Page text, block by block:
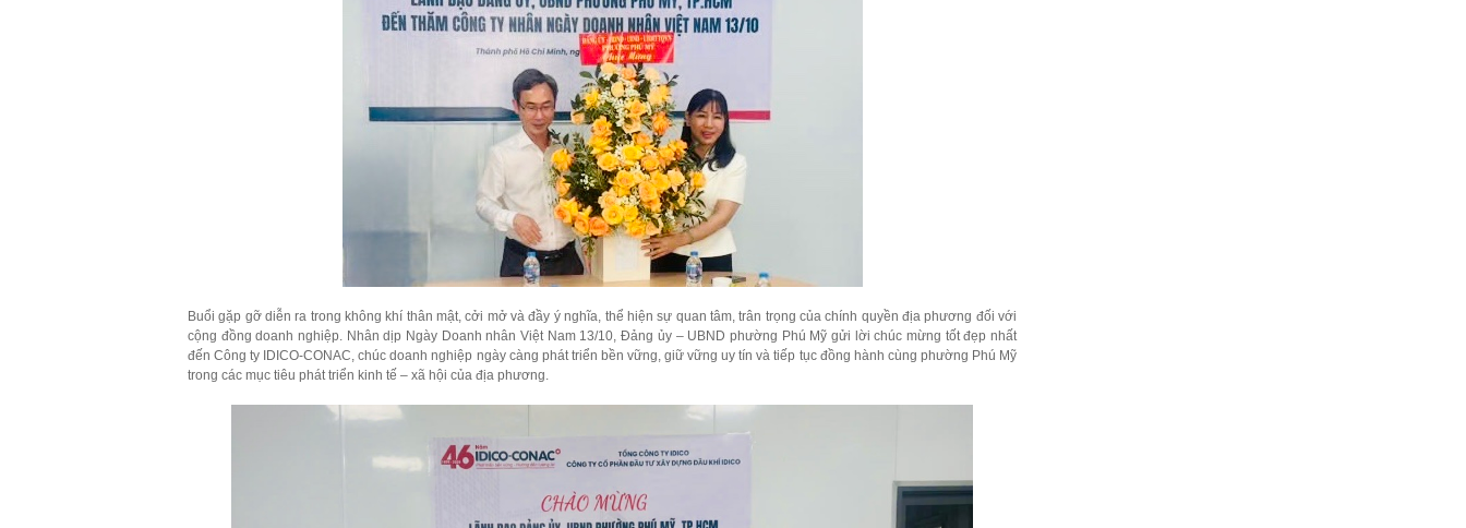
Buổi gặp gỡ diễn ra trong không khí thân mật, cởi mở và đầy ý nghĩa, thể hiện sự quan tâm, trân trọng của chính quyền địa phương đối với
cộng đồng doanh nghiệp. Nhân dịp Ngày Doanh nhân Việt Nam 13/10, Đảng ủy – UBND phường Phú Mỹ gửi lời chúc mừng tốt đẹp nhất
đến Công ty IDICO-CONAC, chúc doanh nghiệp ngày càng phát triển bền vững, giữ vững uy tín và tiếp tục đồng hành cùng phường Phú Mỹ
trong các mục tiêu phát triển kinh tế – xã hội của địa phương.